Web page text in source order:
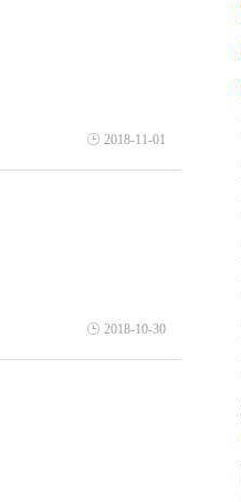
2018-11-01
2018-10-30